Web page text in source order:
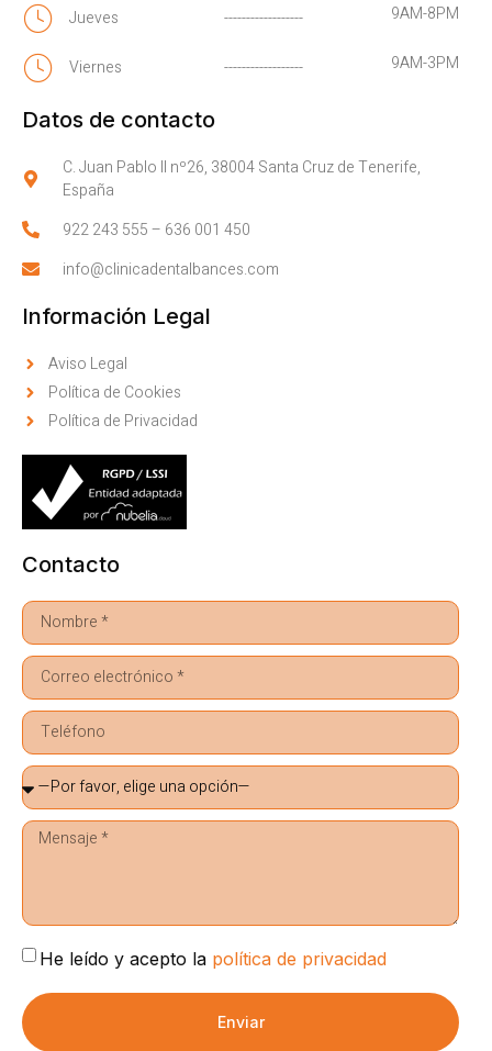
Jueves ------------------ 9AM-8PM
Viernes ------------------ 9AM-3PM
Datos de contacto
C. Juan Pablo II nº26, 38004 Santa Cruz de Tenerife,
España
922 243 555– 636 001 450
info@clinicadentalbances.com
Información Legal
Aviso Legal
Política de Cookies
Política de Privacidad
Contacto
He leído y acepto la política de privacidad
Enviar